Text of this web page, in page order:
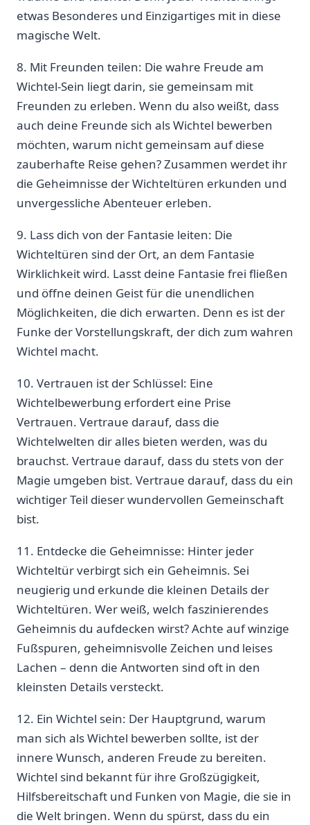
etwas Besonderes und Einzigartiges mit‍ in diese
magische Welt.
8. Mit Freunden teilen: Die wahre ​Freude‌ am
Wichtel-Sein liegt darin, sie gemeinsam mit
Freunden zu erleben. Wenn du also weißt, dass
auch deine Freunde sich als Wichtel bewerben
möchten, warum nicht gemeinsam auf diese
zauberhafte Reise ⁣gehen? Zusammen werdet ihr
die Geheimnisse der Wichteltüren erkunden und
unvergessliche Abenteuer erleben.
9. Lass dich von der Fantasie⁤ leiten: Die
Wichteltüren sind der Ort, ‍an dem Fantasie
Wirklichkeit wird. Lasst deine Fantasie frei fließen
und öffne deinen ​Geist für die unendlichen
‍Möglichkeiten, die dich erwarten. Denn ⁤es ist der
Funke der Vorstellungskraft, der dich zum wahren
Wichtel macht.
10. Vertrauen ist‌ der Schlüssel: Eine
Wichtelbewerbung erfordert eine Prise
Vertrauen. Vertraue darauf, dass die
Wichtelwelten dir alles bieten werden, ⁤was du
brauchst. Vertraue darauf, dass du stets von der
Magie umgeben bist. Vertraue darauf,​ dass du ein
wichtiger Teil dieser wundervollen Gemeinschaft
bist.
11. Entdecke die⁢ Geheimnisse: Hinter jeder
Wichteltür verbirgt sich ein Geheimnis.⁤ Sei
neugierig und erkunde die kleinen Details ‍der
Wichteltüren. Wer weiß, ⁣welch faszinierendes
Geheimnis du aufdecken⁣ wirst? Achte auf winzige
Fußspuren, geheimnisvolle Zeichen und leises
Lachen – denn die ‌Antworten sind oft in den
kleinsten Details versteckt.
12. Ein Wichtel sein: Der Hauptgrund, warum
man sich als Wichtel bewerben sollte, ist der
innere ​Wunsch, anderen Freude zu ​bereiten.
Wichtel sind bekannt für ihre Großzügigkeit,
Hilfsbereitschaft und Funken von Magie, die sie in
die Welt ​bringen. Wenn du ‌spürst, dass du ein